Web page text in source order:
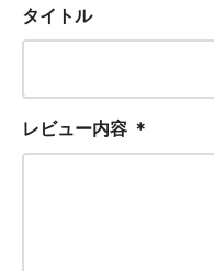
タイトル
レビュー内容 ＊